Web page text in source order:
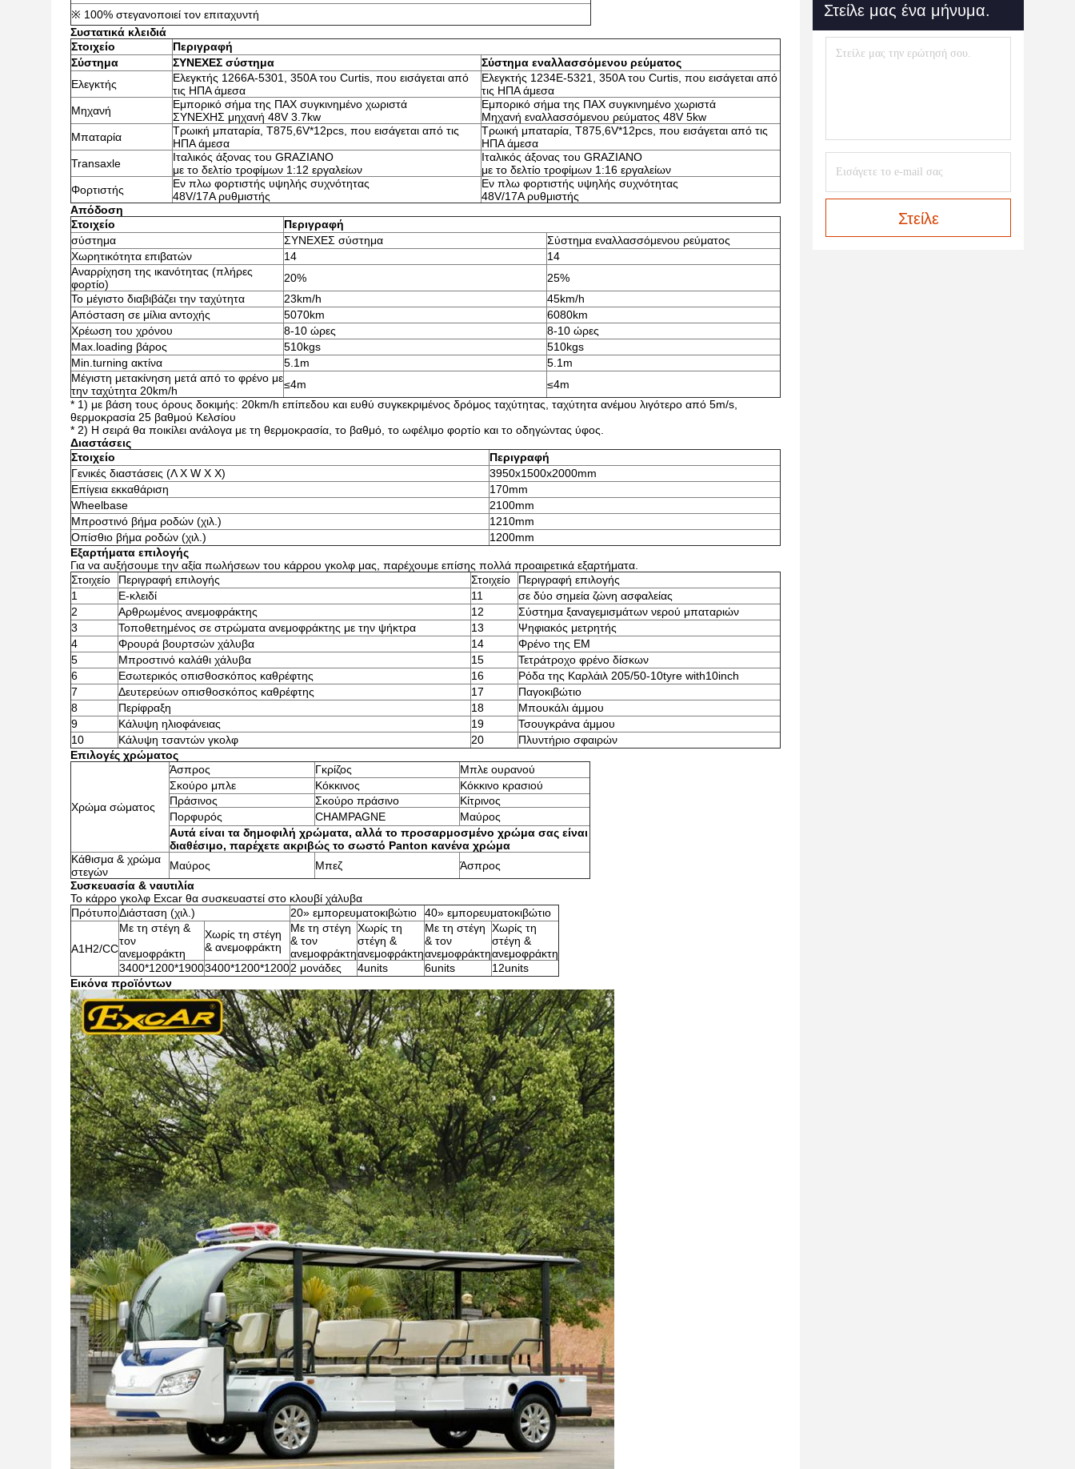
※ 100% στεγανοποιεί τον επιταχυντή
Συστατικά κλειδιά
Στοιχείο
Περιγραφή
Σύστημα
ΣΥΝΕΧΕΣ σύστημα
Σύστημα εναλλασσόμενου ρεύματος
Ελεγκτής
Ελεγκτής 1266A-5301, 350A του Curtis, που εισάγεται από
τις ΗΠΑ άμεσα
Ελεγκτής 1234E-5321, 350A του Curtis, που εισάγεται από
τις ΗΠΑ άμεσα
Μηχανή
Εμπορικό σήμα της ΠΑΧ συγκινημένο χωριστά
ΣΥΝΕΧΗΣ μηχανή 48V 3.7kw
Εμπορικό σήμα της ΠΑΧ συγκινημένο χωριστά
Μηχανή εναλλασσόμενου ρεύματος 48V 5kw
Μπαταρία
Τρωική μπαταρία, T875,6V*12pcs, που εισάγεται από τις
ΗΠΑ άμεσα
Τρωική μπαταρία, T875,6V*12pcs, που εισάγεται από τις
ΗΠΑ άμεσα
Transaxle
Ιταλικός άξονας του GRAZIANO
με το δελτίο τροφίμων 1:12 εργαλείων
Ιταλικός άξονας του GRAZIANO
με το δελτίο τροφίμων 1:16 εργαλείων
Φορτιστής
Εν πλω φορτιστής υψηλής συχνότητας
48V/17A ρυθμιστής
Εν πλω φορτιστής υψηλής συχνότητας
48V/17A ρυθμιστής
Απόδοση
Στοιχείο
Περιγραφή
σύστημα
ΣΥΝΕΧΕΣ σύστημα
Σύστημα εναλλασσόμενου ρεύματος
Χωρητικότητα επιβατών
14
14
Αναρρίχηση της ικανότητας (πλήρες
φορτίο)
20%
25%
Το μέγιστο διαβιβάζει την ταχύτητα
23km/h
45km/h
Απόσταση σε μίλια αντοχής
5070km
6080km
Χρέωση του χρόνου
8-10 ώρες
8-10 ώρες
Max.loading βάρος
510kgs
510kgs
Min.turning ακτίνα
5.1m
5.1m
Μέγιστη μετακίνηση μετά από το φρένο με
την ταχύτητα 20km/h
≤4m
≤4m
* 1) με βάση τους όρους δοκιμής: 20km/h επίπεδου και ευθύ συγκεκριμένος δρόμος ταχύτητας, ταχύτητα ανέμου λιγότερο από 5m/s,
θερμοκρασία 25 βαθμού Κελσίου
* 2) Η σειρά θα ποικίλει ανάλογα με τη θερμοκρασία, το βαθμό, το ωφέλιμο φορτίο και το οδηγώντας ύφος.
Διαστάσεις
Στοιχείο
Περιγραφή
Γενικές διαστάσεις (Λ Χ W Χ Χ)
3950x1500x2000mm
Επίγεια εκκαθάριση
170mm
Wheelbase
2100mm
Μπροστινό βήμα ροδών (χιλ.)
1210mm
Οπίσθιο βήμα ροδών (χιλ.)
1200mm
Εξαρτήματα επιλογής
Για να αυξήσουμε την αξία πωλήσεων του κάρρου γκολφ μας, παρέχουμε επίσης πολλά προαιρετικά εξαρτήματα.
Στοιχείο
Περιγραφή επιλογής Στοιχείο
Περιγραφή επιλογής
1
Ε-κλειδί 11
σε δύο σημεία ζώνη ασφαλείας
2
Αρθρωμένος ανεμοφράκτης 12
Σύστημα ξαναγεμισμάτων νερού μπαταριών
3
Τοποθετημένος σε στρώματα ανεμοφράκτης με την ψήκτρα 13
Ψηφιακός μετρητής
4
Φρουρά βουρτσών χάλυβα 14
Φρένο της EM
5
Μπροστινό καλάθι χάλυβα 15
Τετράτροχο φρένο δίσκων
6
Εσωτερικός οπισθοσκόπος καθρέφτης 16
Ρόδα της Καρλάιλ 205/50-10tyre with10inch
7
Δευτερεύων οπισθοσκόπος καθρέφτης 17
Παγοκιβώτιο
8
Περίφραξη 18
Μπουκάλι άμμου
9
Κάλυψη ηλιοφάνειας 19
Τσουγκράνα άμμου
10
Κάλυψη τσαντών γκολφ 20
Πλυντήριο σφαιρών
Επιλογές χρώματος
Χρώμα σώματος
Άσπρος Γκρίζος
Μπλε ουρανού
Σκούρο μπλε
Κόκκινος
Κόκκινο κρασιού
Πράσινος
Σκούρο πράσινο
Κίτρινος
Πορφυρός
CHAMPAGNE
Μαύρος
Αυτά είναι τα δημοφιλή χρώματα, αλλά το προσαρμοσμένο χρώμα σας είναι
διαθέσιμο, παρέχετε ακριβώς το σωστό Panton κανένα χρώμα
Κάθισμα & χρώμα
στεγών
Μαύρος Μπεζ
Άσπρος
Συσκευασία & ναυτιλία
Το κάρρο γκολφ Excar θα συσκευαστεί στο κλουβί χάλυβα
ΠρότυποΔιάσταση (χιλ.) 20» εμπορευματοκιβώτιο 40» εμπορευματοκιβώτιο
A1H2/CC
Με τη στέγη &
τον
ανεμοφράκτη
Χωρίς τη στέγη
& ανεμοφράκτη
Με τη στέγη
& τον
ανεμοφράκτη
Χωρίς τη
στέγη &
ανεμοφράκτη
Με τη στέγη
& τον
ανεμοφράκτη
Χωρίς τη
στέγη &
ανεμοφράκτη
3400*1200*19003400*1200*12002 μονάδες 4units 6units
12units
Εικόνα προϊόντων
Στείλε μας ένα μήνυμα.
Στείλε